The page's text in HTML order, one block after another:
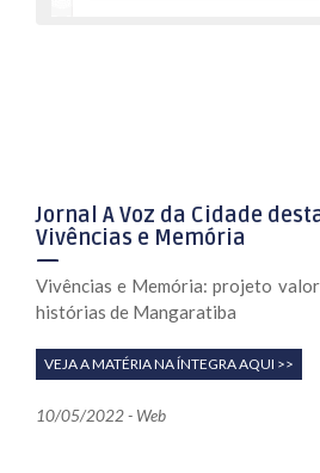
Jornal A Voz da Cidade
Vivências e Memória
Vivências e Memória: projeto
histórias de Mangaratiba
VEJA A MATÉRIA NA ÍNTEGRA AQUI >>
10/05/2022 - Web